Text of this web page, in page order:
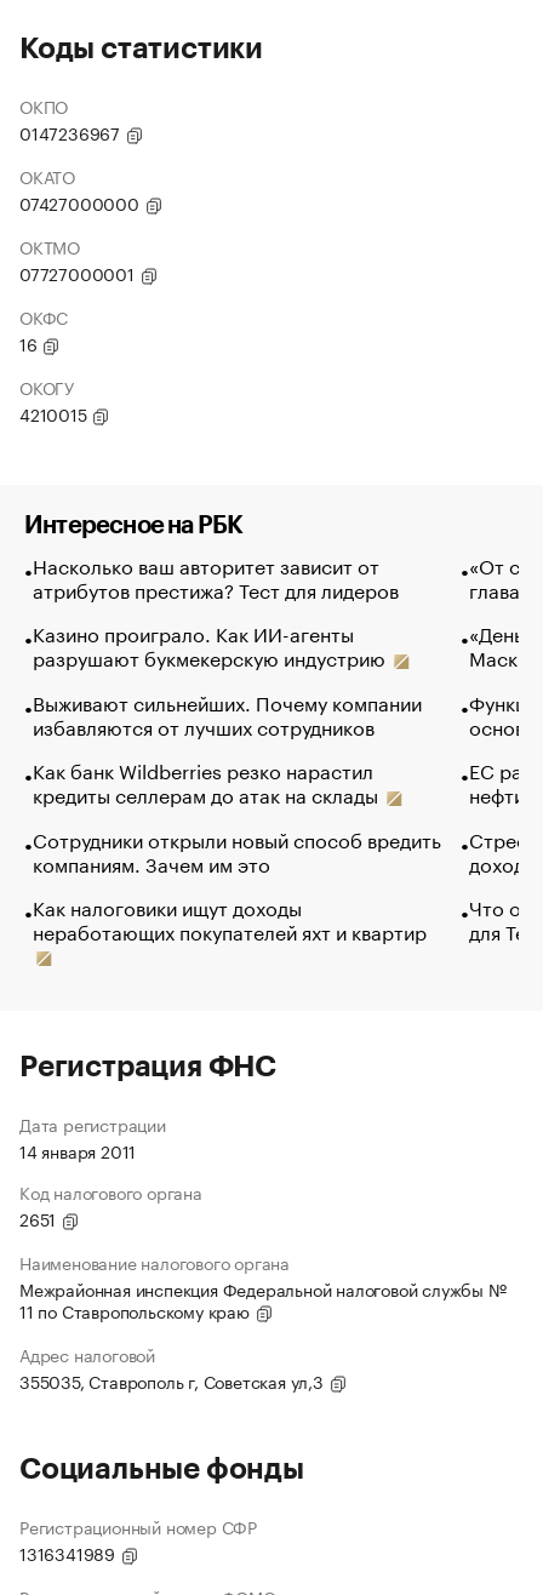
Коды статистики
ОКПО
0147236967
ОКАТО
07427000000
ОКТМО
07727000001
ОКФС
16
ОКОГУ
4210015
Интересное на РБК
Насколько ваш авторитет зависит от
атрибутов престижа? Тест для лидеров
Казино проиграло. Как ИИ-агенты
разрушают букмекерскую индустрию
Выживают сильнейших. Почему компании
избавляются от лучших сотрудников
Как банк Wildberries резко нарастил
кредиты селлерам до атак на склады
Сотрудники открыли новый способ вредить
компаниям. Зачем им это
Как налоговики ищут доходы
неработающих покупателей яхт и квартир
«От
глава
Маск в
основ
ЕС
нефти
Что
для
Регистрация ФНС
Дата регистрации
14 января 2011
Код налогового органа
2651
Наименование налогового органа
Межрайонная инспекция Федеральной налоговой службы №
11 по Ставропольскому краю
Адрес налоговой
355035, Ставрополь г, Советская ул,3
Социальные фонды
Регистрационный номер СФР
1316341989